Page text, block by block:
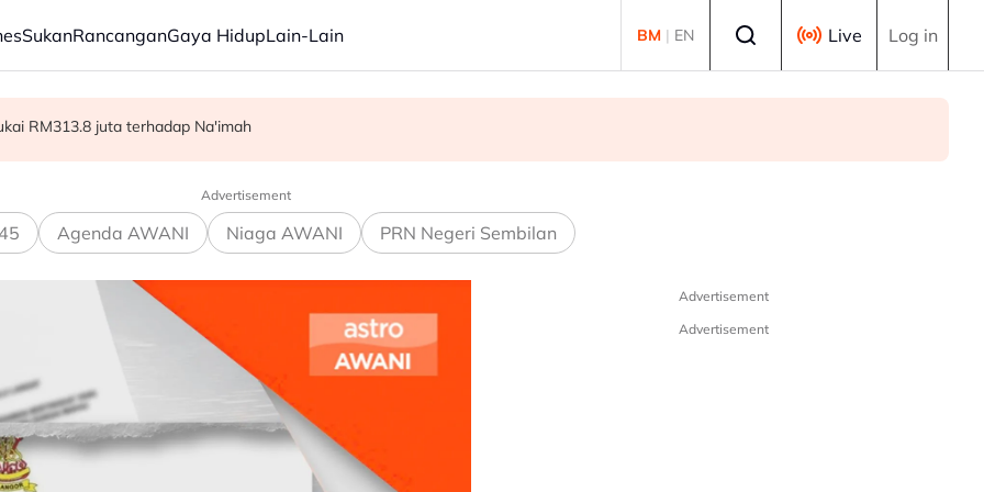
SukanRancanganGaya HidupLain-Lain BM | EN Live Log in
ketika mengambil kelapa
RM313.8 juta terhadap Na'imah
PKR kerana mahu fokus pengajian lanjutan
Advertisement
Agenda AWANI Niaga AWANI PRN Negeri Sembilan
Advertisement
Advertisement